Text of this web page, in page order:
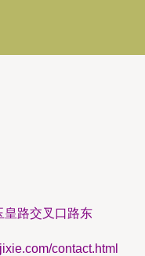
皇路交叉口路东
contact.html